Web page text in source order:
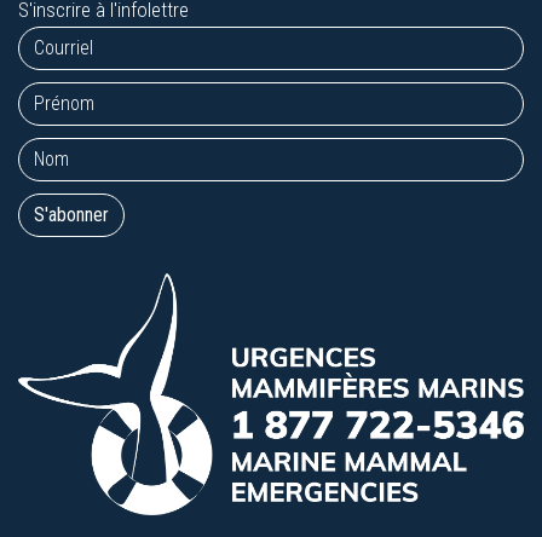
S'inscrire à l'infolettre